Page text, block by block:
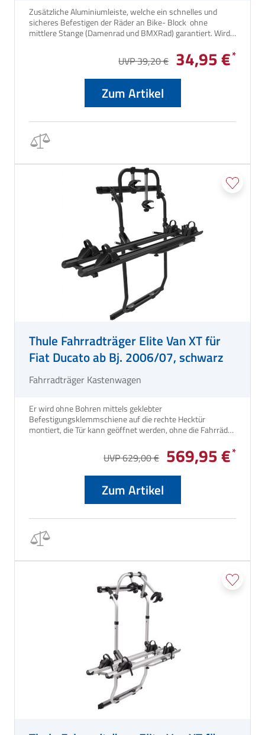
Zusätzliche Aluminiumleiste, welche ein schnelles und
sicheres Befestigen der Räder an Bike- Block ohne
mittlere Stange (Damenrad und BMXRad) garantiert. Wird
empfindliche Carbonrahmen, die zusätzlichen Schutz
UVP 39,20 € 34,95 €
Zum Artikel
Thule Fahrradträger Elite Van XT für
Fiat Ducato ab Bj. 2006/07, schwarz
Fahrradträger Kastenwagen
Er wird ohne Bohren mittels geklebter
Befestigungsklemmschiene auf die rechte Hecktür
montiert, die Tür kann geöffnet werden, ohne die Fahrräder
UVP 629,00 € 569,95 €
Zum Artikel